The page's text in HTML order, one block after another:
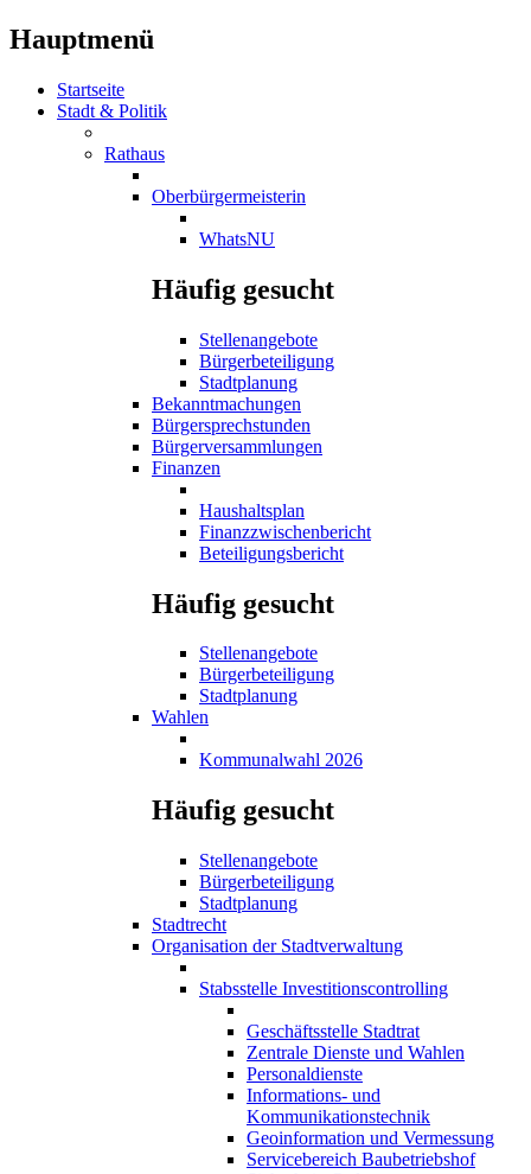
Hauptmenü
Startseite
Stadt & Politik
Rathaus
Oberbürgermeisterin
WhatsNU
Häufig gesucht
Stellenangebote
Bürgerbeteiligung
Stadtplanung
Bekanntmachungen
Bürgersprechstunden
Bürgerversammlungen
Finanzen
Haushaltsplan
Finanzzwischenbericht
Beteiligungsbericht
Häufig gesucht
Stellenangebote
Bürgerbeteiligung
Stadtplanung
Wahlen
Kommunalwahl 2026
Häufig gesucht
Stellenangebote
Bürgerbeteiligung
Stadtplanung
Stadtrecht
Organisation der Stadtverwaltung
Stabsstelle Investitionscontrolling
Geschäftsstelle Stadtrat
Zentrale Dienste und Wahlen
Personaldienste
Informations- und
Kommunikationstechnik
Geoinformation und Vermessung
Servicebereich Baubetriebshof